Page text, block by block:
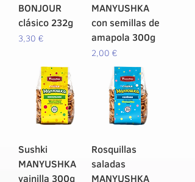
BONJOUR
clásico 232g
Precio
3,30 €
MANYUSHKA
con semillas de
amapola 300g
Precio
2,00 €
Sushki
MANYUSHKA
vainilla 300g
Rosquillas
saladas
MANYUSHKA